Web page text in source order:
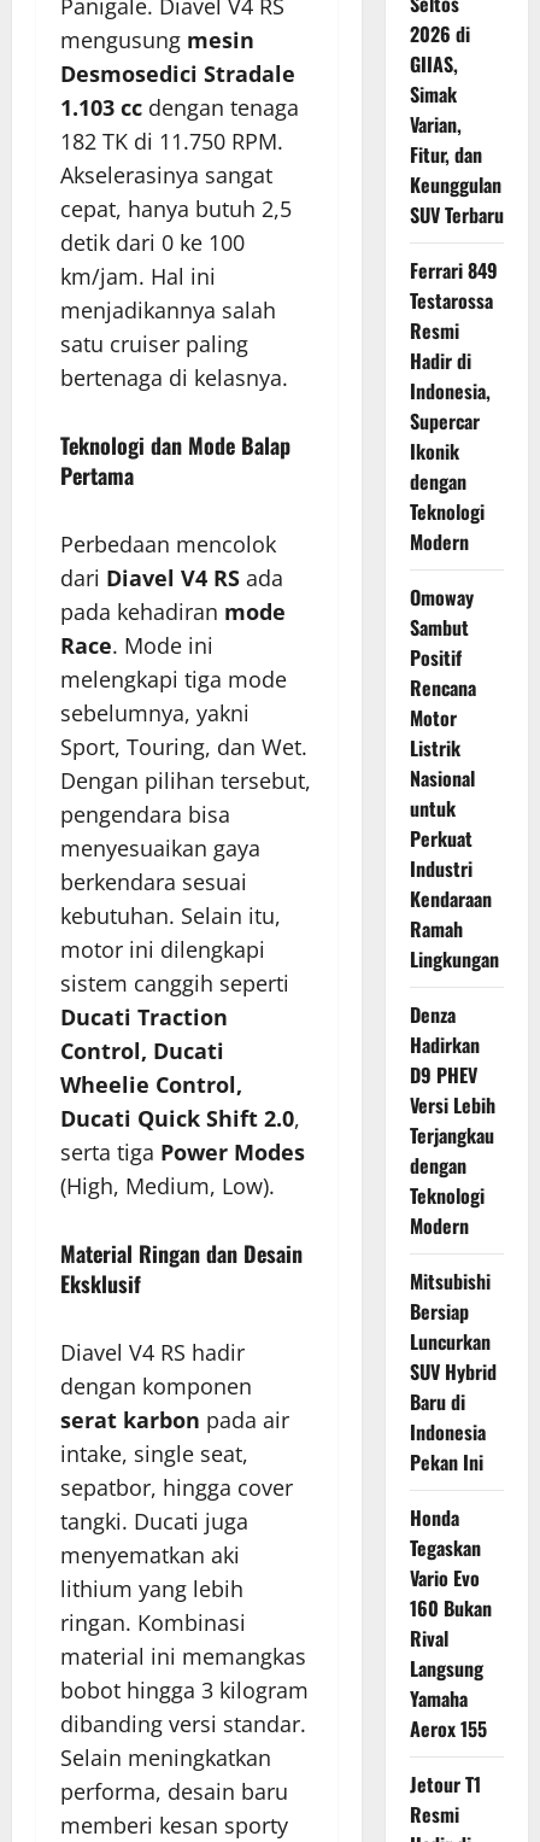
Panigale. Diavel V4 RS
mengusung mesin
Desmosedici Stradale
1.103 cc dengan tenaga
182 TK di 11.750 RPM.
Akselerasinya sangat
cepat, hanya butuh 2,5
detik dari 0 ke 100
km/jam. Hal ini
menjadikannya salah
satu cruiser paling
bertenaga di kelasnya.
Teknologi dan Mode Balap
Pertama
Perbedaan mencolok
dari Diavel V4 RS ada
pada kehadiran mode
Race. Mode ini
melengkapi tiga mode
sebelumnya, yakni
Sport, Touring, dan Wet.
Dengan pilihan tersebut,
pengendara bisa
menyesuaikan gaya
berkendara sesuai
kebutuhan. Selain itu,
motor ini dilengkapi
sistem canggih seperti
Ducati Traction
Control, Ducati
Wheelie Control,
Ducati Quick Shift 2.0,
serta tiga Power Modes
(High, Medium, Low).
Material Ringan dan Desain
Eksklusif
Diavel V4 RS hadir
dengan komponen
serat karbon pada air
intake, single seat,
sepatbor, hingga cover
tangki. Ducati juga
menyematkan aki
lithium yang lebih
ringan. Kombinasi
material ini memangkas
bobot hingga 3 kilogram
dibanding versi standar.
Selain meningkatkan
performa, desain baru
memberi kesan sporty
2026 di
GIIAS,
Simak
Varian,
Fitur, dan
Keunggulan
SUV Terbaru
Ferrari 849
Testarossa
Resmi
Hadir di
Indonesia,
Supercar
Ikonik
dengan
Teknologi
Modern
Omoway
Sambut
Positif
Rencana
Motor
Listrik
Nasional
untuk
Perkuat
Industri
Kendaraan
Ramah
Lingkungan
Denza
Hadirkan
D9 PHEV
Versi Lebih
Terjangkau
dengan
Teknologi
Modern
Mitsubishi
Bersiap
Luncurkan
SUV Hybrid
Baru di
Indonesia
Pekan Ini
Honda
Tegaskan
Vario Evo
160 Bukan
Rival
Langsung
Yamaha
Aerox 155
Jetour T1
Resmi